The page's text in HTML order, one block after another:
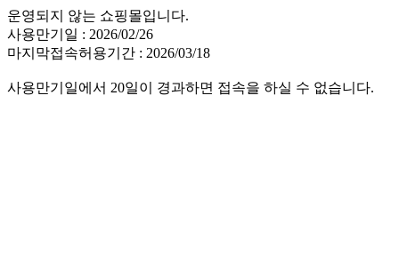
운영되지 않는 쇼핑몰입니다.
사용만기일 : 2026/02/26
마지막접속허용기간 : 2026/03/18
사용만기일에서 20일이 경과하면 접속을 하실 수 없습니다.